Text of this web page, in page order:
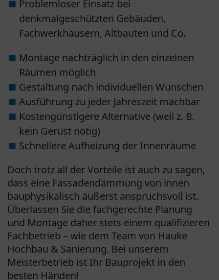
Problemloser Einsatz bei
denkmalgeschützten Gebäuden,
Fachwerkhäusern, Altbauten und Co.
Montage nachträglich in den einzelnen
Räumen möglich
Gestaltung nach individuellen Wünschen
Ausführung zu jeder Jahreszeit machbar
Kostengünstigere Alternative (weil z. B.
kein Gerüst nötig)
Schnellere Aufheizung der Innenräume
Doch trotz all der Vorteile ist auch zu sagen,
dass eine Fassadendämmung von innen
bauphysikalisch äußerst anspruchsvoll ist.
Überlassen Sie die fachgerechte Planung
und Montage daher stets einem qualifizieren
Fachbetrieb – wie dem Team von Hauke
Hochbau & Sanierung. Bei unserem
Meisterbetrieb ist Ihr Bauprojekt in den
besten Händen!